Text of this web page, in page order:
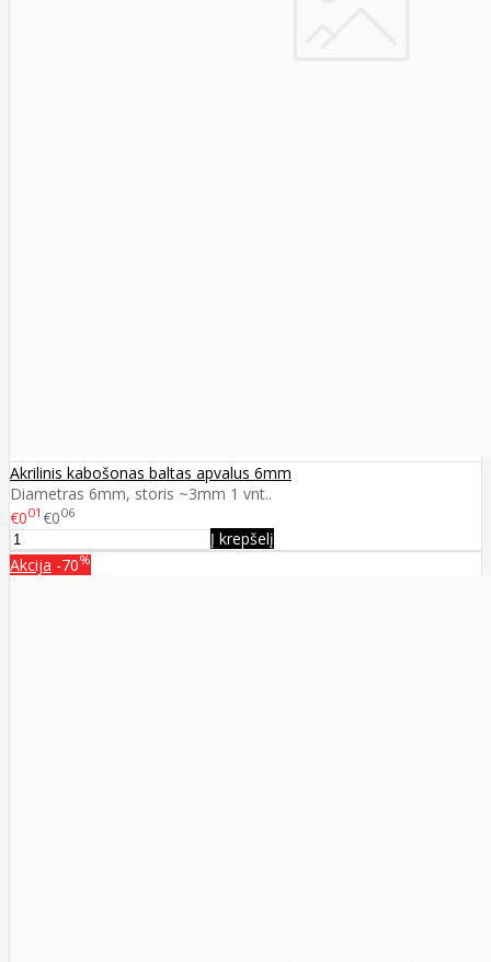
Akrilinis kabošonas baltas apvalus 6mm
Diametras 6mm, storis ~3mm 1 vnt..
€001 €006
Į krepšelį
Akcija -70%